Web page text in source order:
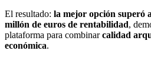
El resultado: la mejor opción superó
millón de euros de rentabilidad,
plataforma para combinarcalidad
económica.